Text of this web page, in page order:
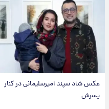
عکس شاد سپند امیرسلیمانی در کنار
پسرش